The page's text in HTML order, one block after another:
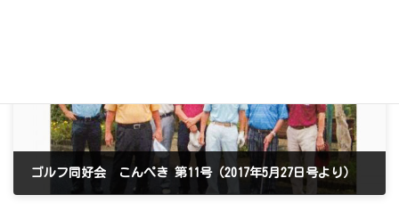
ゴルフ同好会 こんぺき 第11号（2017年5月27日号より）